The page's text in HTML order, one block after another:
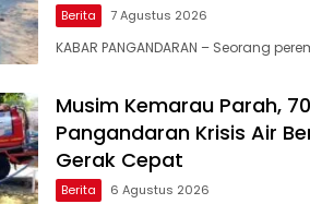
Berita 7 Agustus 2026
KABAR PANGANDARAN – Seorang
Musim Kemarau Parah,
Pangandaran Krisis Air
Gerak Cepat
Berita 6 Agustus 2026